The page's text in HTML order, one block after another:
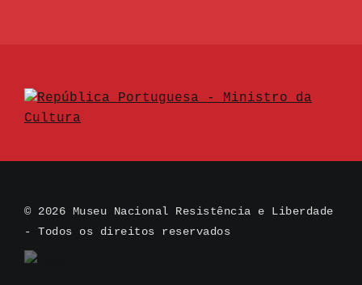
© 2026 Museu Nacional Resistência e Liberdade
- Todos os direitos reservados